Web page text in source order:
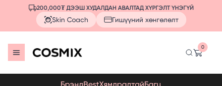
200,000₮ ДЭЭШ ХУДАЛДАН АВАЛТАД ХҮРГЭЛТ ҮНЭГҮЙ
Skin Coach Гишүүний хөнгөлөлт
0
БрэндBestХямдралтайБагц